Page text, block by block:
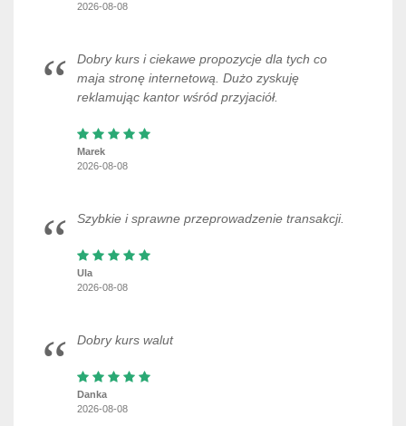
2026-08-08
Dobry kurs i ciekawe propozycje dla tych co
maja stronę internetową. Dużo zyskuję
reklamując kantor wśród przyjaciół.
Marek
2026-08-08
Szybkie i sprawne przeprowadzenie transakcji.
Ula
2026-08-08
Dobry kurs walut
Danka
2026-08-08